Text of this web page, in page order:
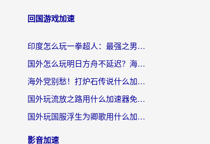
回国游戏加速
印度怎么玩一拳超人：最强之男？海外党国服游戏加速避坑指南
国外怎么玩明日方舟不延迟？海外玩家国服游戏加速终极指南（附DNF梦幻诛仙解决方案）
海外党别愁！打炉石传说什么加速器好用？3个实用技巧解决国服游戏卡顿
国外玩流放之路用什么加速器免费？海外党亲测有效的国服游戏加速指南
国外玩国服浮生为卿歌用什么加速器比较好？海外党亲测不踩坑指南
影音加速